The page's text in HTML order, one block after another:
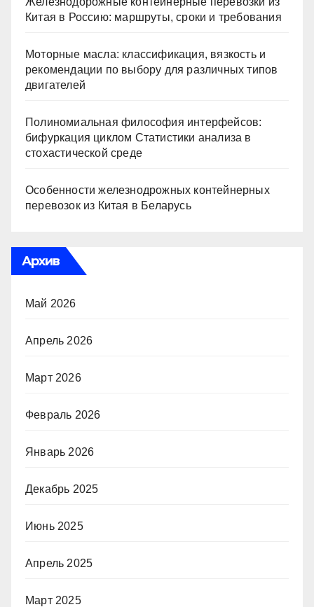
Китая в Россию: маршруты, сроки и требования
Моторные масла: классификация, вязкость и
рекомендации по выбору для различных типов
двигателей
Полиномиальная философия интерфейсов:
бифуркация циклом Статистики анализа в
стохастической среде
Особенности железнодрожных контейнерных
перевозок из Китая в Беларусь
Архив
Май 2026
Апрель 2026
Март 2026
Февраль 2026
Январь 2026
Декабрь 2025
Июнь 2025
Апрель 2025
Март 2025